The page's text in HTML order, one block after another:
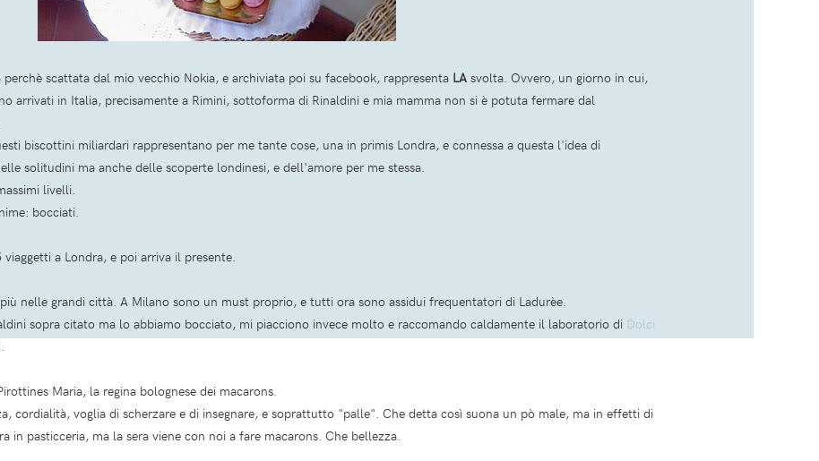
scattata dal mio vecchio Nokia, e archiviata poi su facebook, rappresenta LA svolta. Ovvero, un giorno in cui,
arrivati in Italia, precisamente a Rimini, sottoforma di Rinaldini e mia mamma non si è potuta fermare dal
biscottini miliardari rappresentano per me tante cose, una in primis Londra, e connessa a questa l'idea di
solitudini ma anche delle scoperte londinesi, e dell'amore per me stessa.
livelli.
bocciati.
a Londra, e poi arriva il presente.
nelle grandi città. A Milano sono un must proprio, e tutti ora sono assidui frequentatori di Ladurèe.
sopra citato ma lo abbiamo bocciato, mi piacciono invece molto e raccomando caldamente il laboratorio di Dolci
.
Maria, la regina bolognese dei macarons.
cordialità, voglia di scherzare e di insegnare, e soprattutto "palle". Che detta così suona un pò male, ma in effetti di
in pasticceria, ma la sera viene con noi a fare macarons. Che bellezza.